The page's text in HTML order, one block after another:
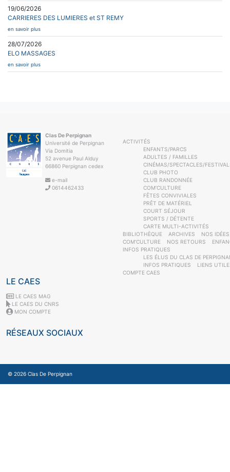
19/06/2026
CARRIERES DES LUMIERES et ST REMY
en savoir plus
28/07/2026
ELO MASSAGES
en savoir plus
Clas De Perpignan
Université de Perpignan
Via Domitia
52 avenue Paul Alduy
66860 Perpignan cedex
e-mail
0614462433
ACTIVITÉS
ENFANTS/PARCS
ADULTES / FAMILLES
CINÉMAS/SPECTACLES/
CLUB PHOTO
CLUB RANDONNÉE
COM’CULTURE
FÊTES CONVIVIALES
PRÊT DE MATÉRIEL
COURT SÉJOUR
SPORTS / DÉTENTE
CARTE MULTI-ACTIVITÉS
BIBLIOTHÈQUE
ARCHIVES
NOS IDÉES
COM’CULTURE
NOS RETOURS
INFOS PRATIQUES
LES ÉLUS DU CLAS DE
INFOS PRATIQUES
LIENS
COMPTE CAES
LE CAES
LE CAES MAG
LE CAES DU CNRS
MON COMPTE
RÉSEAUX SOCIAUX
© 2026 Clas De Perpignan